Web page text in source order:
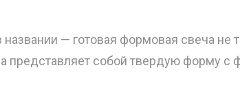
названии — готовая формовая свеча не
представляет собой твердую форму с